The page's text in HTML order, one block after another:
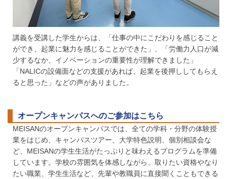
講義を受講した学生からは、「仕事の中にこだわりを感じること
ができ、起業に魅力を感じることができた」、「労働力人口が減
少するなか、イノベーションの重要性が理解できました」
「NALICの設備面などの支援があれば、起業を後押ししてもらえ
ると思った」などの声がありました。
オープンキャンパスへのご参加はこちら
MEISANのオープンキャンパスでは、全ての学科・分野の体験授
業をはじめ、キャンパスツアー、⼤学特⾊説明、個別相談会な
ど、MEISANの学生⽣活がたっぷりと味わえるプログラムを準備
しています。学校の雰囲気を体感しながら、取りたい資格やなり
たい職業、学生⽣活など、先輩や教職員に直接聞くこともできる